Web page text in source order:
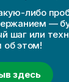
либо
—
шаг или
об этом!
здесь